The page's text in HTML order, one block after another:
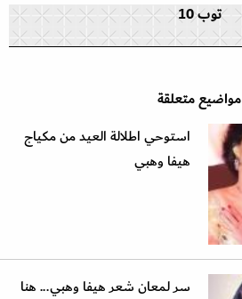
توب 10
مواضيع متعلقة
استوحي اطلالة العيد من مكياج
هيفا وهبي
سر لمعان شعر هيفا وهبي... هنا